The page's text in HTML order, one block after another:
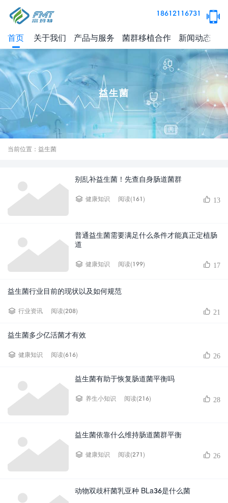
18612116731
首页 关于我们 产品与服务 菌群移植合作 新闻动态
益生菌
当前位置：益生菌
别乱补益生菌！先查自身肠道菌群
健康知识 阅读(161) 13
普通益生菌需要满足什么条件才能真正定植肠
道
健康知识 阅读(199) 17
益生菌行业目前的现状以及如何规范
行业资讯 阅读(208) 21
益生菌多少亿活菌才有效
健康知识 阅读(616) 26
益生菌有助于恢复肠道菌平衡吗
养生小知识 阅读(216) 28
益生菌依靠什么维持肠道菌群平衡
健康知识 阅读(271) 26
动物双歧杆菌乳亚种 BLa36是什么菌